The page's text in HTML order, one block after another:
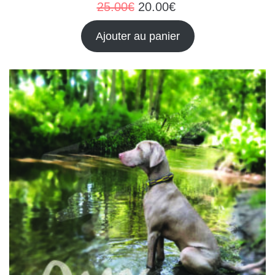
25.00€ 20.00€
Ajouter au panier